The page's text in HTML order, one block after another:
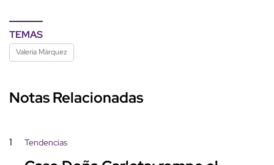
TEMAS
Valeria Márquez
Notas Relacionadas
1 Tendencias